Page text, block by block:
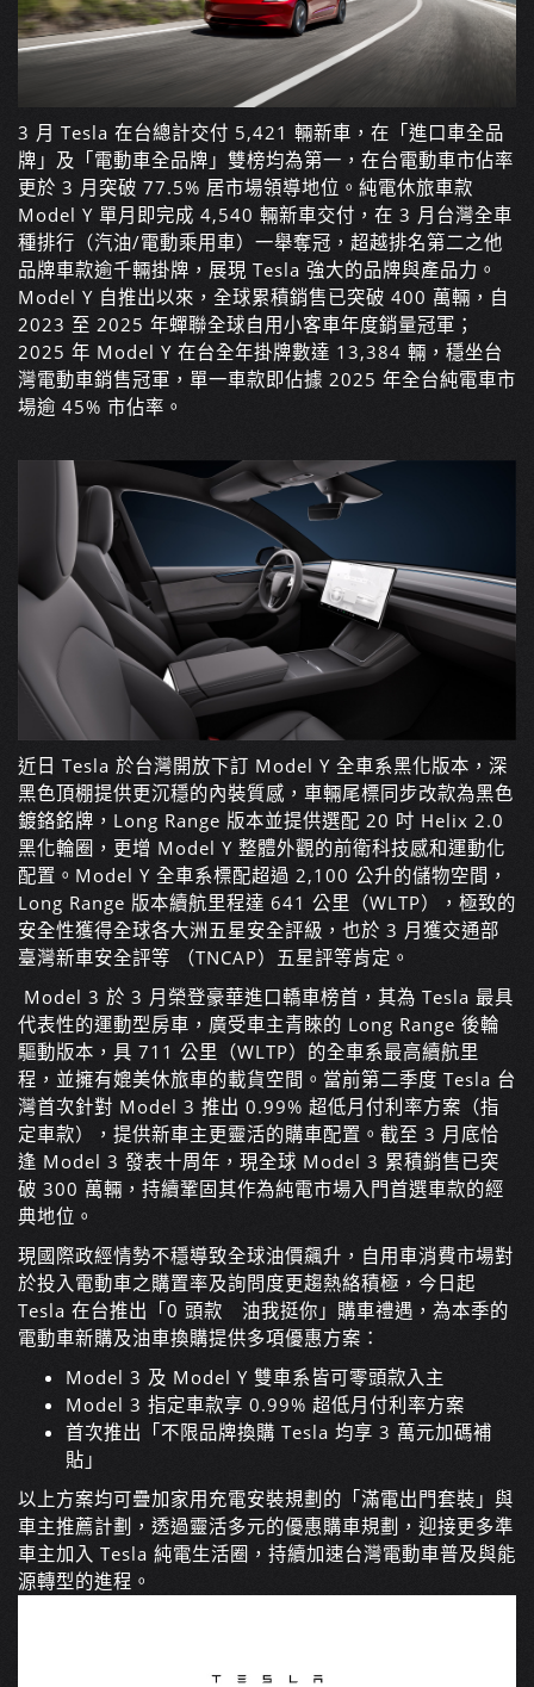
3 月 Tesla 在台總計交付 5,421 輛新車，在「進口車全品
牌」及「電動車全品牌」雙榜均為第一，在台電動車市佔率
更於 3 月突破 77.5% 居市場領導地位。純電休旅車款
Model Y 單月即完成 4,540 輛新車交付，在 3 月台灣全車
種排行（汽油/電動乘用車）一舉奪冠，超越排名第二之他
品牌車款逾千輛掛牌，展現 Tesla 強大的品牌與產品力。
Model Y 自推出以來，全球累積銷售已突破 400 萬輛，自
2023 至 2025 年蟬聯全球自用小客車年度銷量冠軍；
2025 年 Model Y 在台全年掛牌數達 13,384 輛，穩坐台
灣電動車銷售冠軍，單一車款即佔據 2025 年全台純電車市
場逾 45% 市佔率。
近日 Tesla 於台灣開放下訂 Model Y 全車系黑化版本，深
黑色頂棚提供更沉穩的內裝質感，車輛尾標同步改款為黑色
鍍鉻銘牌，Long Range 版本並提供選配 20 吋 Helix 2.0
黑化輪圈，更增 Model Y 整體外觀的前衛科技感和運動化
配置。Model Y 全車系標配超過 2,100 公升的儲物空間，
Long Range 版本續航里程達 641 公里（WLTP），極致的
安全性獲得全球各大洲五星安全評級，也於 3 月獲交通部
臺灣新車安全評等 （TNCAP）五星評等肯定。
Model 3 於 3 月榮登豪華進口轎車榜首，其為 Tesla 最具
代表性的運動型房車，廣受車主青睞的 Long Range 後輪
驅動版本，具 711 公里（WLTP）的全車系最高續航里
程，並擁有媲美休旅車的載貨空間。當前第二季度 Tesla 台
灣首次針對 Model 3 推出 0.99% 超低月付利率方案（指
定車款），提供新車主更靈活的購車配置。截至 3 月底恰
逢 Model 3 發表十周年，現全球 Model 3 累積銷售已突
破 300 萬輛，持續鞏固其作為純電市場入門首選車款的經
典地位。
現國際政經情勢不穩導致全球油價飆升，自用車消費市場對
於投入電動車之購置率及詢問度更趨熱絡積極，今日起
Tesla 在台推出「0 頭款 油我挺你」購車禮遇，為本季的
電動車新購及油車換購提供多項優惠方案：
Model 3 及 Model Y 雙車系皆可零頭款入主
Model 3 指定車款享 0.99% 超低月付利率方案
首次推出「不限品牌換購 Tesla 均享 3 萬元加碼補
貼」
以上方案均可疊加家用充電安裝規劃的「滿電出門套裝」與
車主推薦計劃，透過靈活多元的優惠購車規劃，迎接更多準
車主加入 Tesla 純電生活圈，持續加速台灣電動車普及與能
源轉型的進程。